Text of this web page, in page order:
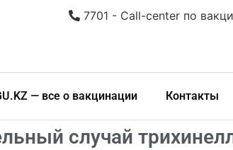
7701 - Call-center по
— все о вакцинации Контакты
случай